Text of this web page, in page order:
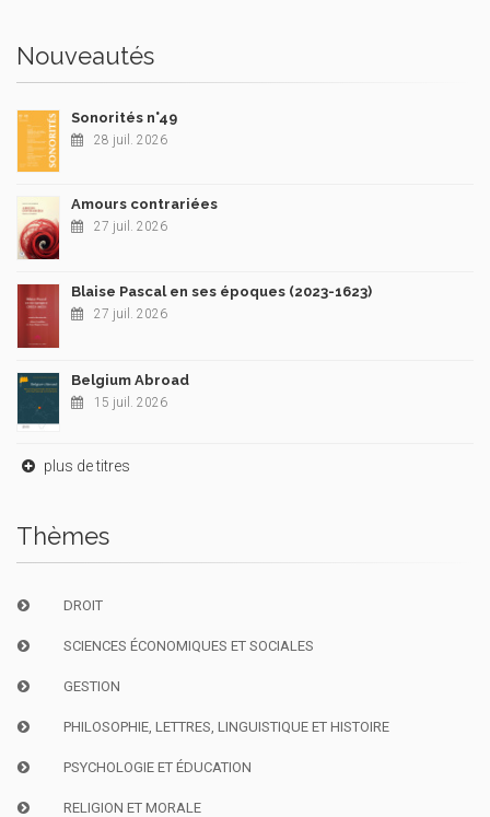
Nouveautés
Sonorités n°49
28 juil. 2026
Amours contrariées
27 juil. 2026
Blaise Pascal en ses époques (2023-1623)
27 juil. 2026
Belgium Abroad
15 juil. 2026
plus de titres
Thèmes
DROIT
SCIENCES ÉCONOMIQUES ET SOCIALES
GESTION
PHILOSOPHIE, LETTRES, LINGUISTIQUE ET HISTOIRE
PSYCHOLOGIE ET ÉDUCATION
RELIGION ET MORALE